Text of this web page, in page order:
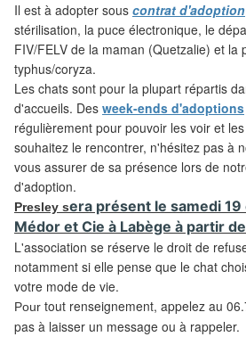
Il est à adopter sous contrat d'adoption
stérilisation, la puce électronique, le
FIV/FELV de la maman (Quetzalie) et la
typhus/coryza.
Les chats sont pour la plupart répartis
d'accueils. Des week-ends d'adoptions
régulièrement pour pouvoir les voir et
souhaitez le rencontrer, n'hésitez pas à
vous assurer de sa présence lors de
d'adoption.
Presley sera présent le samedi
Médor et Cie à Labège à partir
L'association se réserve le droit de
notamment si elle pense que le chat
votre mode de vie.
Pour tout renseignement, appelez au
pas à laisser un message ou à rappeler.